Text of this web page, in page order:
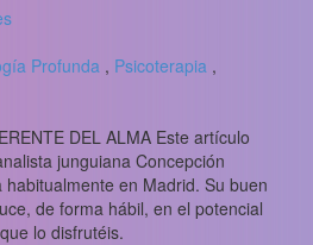
Profunda , Psicoterapia ,
DEL ALMA Este artículo
junguiana Concepción
en Madrid. Su buen
de forma hábil, en el potencial
lo disfrutéis.